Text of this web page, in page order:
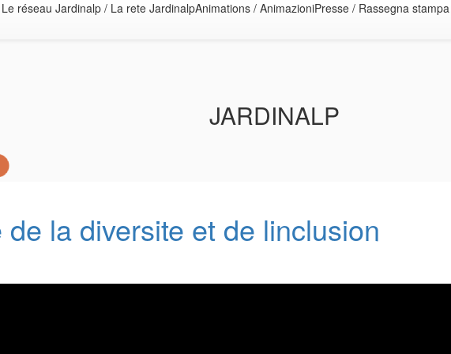
Le réseau Jardinalp / La rete JardinalpAnimations / AnimazioniPresse / Rassegna stampa
JARDINALP
la diversite et de linclusion